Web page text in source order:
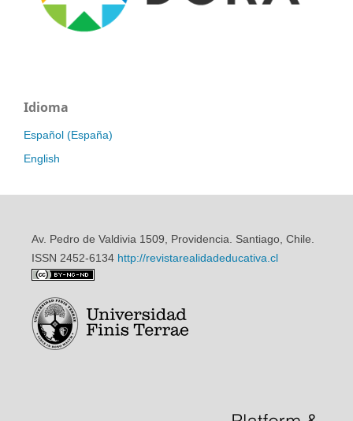
Idioma
Español (España)
English
Av. Pedro de Valdivia 1509, Providencia. Santiago, Chile.
ISSN 2452-6134 http://revistarealidadeducativa.cl